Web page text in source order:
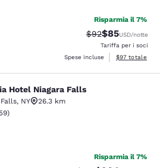
Risparmia il 7%
Tariffa di
$92Tariffa
$85USD/notte
Tariffa per i soci
Spese incluse
Visualizza i
$97 totale
Niagara Falls
Hotel Niagara Falls
, NY
26.3 km
di 4.26 stelle. Ottimo. 759 recensioni
)
Risparmia il 7%